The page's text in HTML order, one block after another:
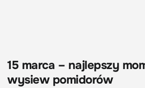
15 marca – najlepszy
wysiew pomidorów